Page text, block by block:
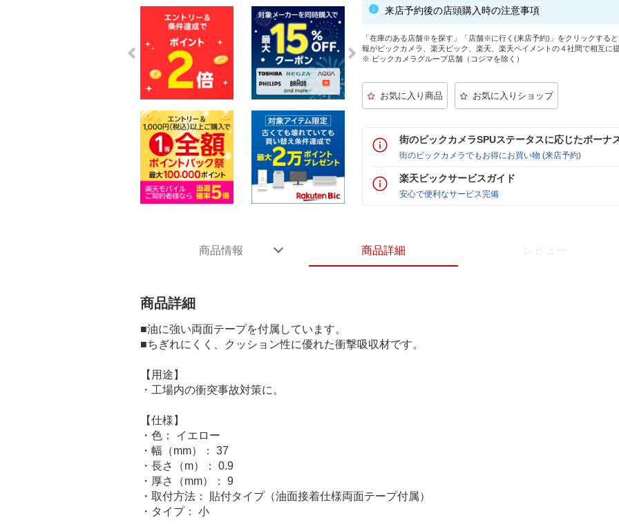
来店予約後の店頭購入時の注意事項
「在庫のある店舗※を探す」「店舗※に行く(来店予約)」をクリックする
報がビックカメラ、楽天ビック、楽天、楽天ペイメントの４社間で相互に
※ ビックカメラグループ店舗（コジマを除く）
街のビックカメラSPUステータスに応じたボーナ
街のビックカメラでもお得にお買い物 (来店予約)
楽天ビックサービスガイド
安心で便利なサービス完備
商品情報 商品詳細
商品詳細
■油に強い両面テープを付属しています。
■ちぎれにくく、クッション性に優れた衝撃吸収材です。
【用途】
・工場内の衝突事故対策に。
【仕様】
・色： イエロー
・幅（mm）： 37
・長さ（m）： 0.9
・厚さ（mm）： 9
・取付方法： 貼付タイプ（油面接着仕様両面テープ付属）
・タイプ： 小